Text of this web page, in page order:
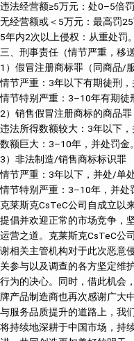
违法经营额≥5万元：处0–5倍罚
无经营额或＜5万元：最高罚25
5年内2次以上侵权：从重处罚。
三、刑事责任（情节严重，移送
1）假冒注册商标罪（同商品/
情节严重：3年以下有期徒刑，
情节特别严重：3–10年有期徒
2）销售假冒注册商标的商品罪
违法所得数额较大：3年以下，
数额巨大：3–10年，并处罚金。
3）非法制造/销售商标标识罪
情节严重：3年以下，并处/单
情节特别严重：3–10年，并处
克莱斯克CsTeC公司自成立以
提倡并欢迎正常的市场竞争，
运营之道。克莱斯克CsTeC公
谢相关主管机构对于此次恶意
关参与以及调查的各方坚定维
行为的决心。同时，借此机会
牌产品制造商也再次感谢广大
与服务品质提升的道路上，我
将持续地深耕于中国市场，持